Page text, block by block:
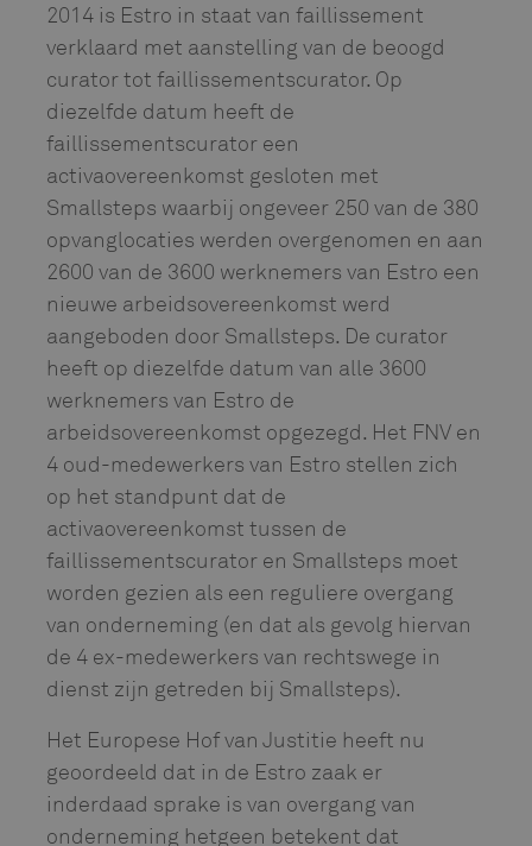
2014 is Estro in staat van faillissement
verklaard met aanstelling van de beoogd
curator tot faillissementscurator. Op
diezelfde datum heeft de
faillissementscurator een
activaovereenkomst gesloten met
Smallsteps waarbij ongeveer 250 van de 380
opvanglocaties werden overgenomen en aan
2600 van de 3600 werknemers van Estro een
nieuwe arbeidsovereenkomst werd
aangeboden door Smallsteps. De curator
heeft op diezelfde datum van alle 3600
werknemers van Estro de
arbeidsovereenkomst opgezegd. Het FNV en
4 oud-medewerkers van Estro stellen zich
op het standpunt dat de
activaovereenkomst tussen de
faillissementscurator en Smallsteps moet
worden gezien als een reguliere overgang
van onderneming (en dat als gevolg hiervan
de 4 ex-medewerkers van rechtswege in
dienst zijn getreden bij Smallsteps).
Het Europese Hof van Justitie heeft nu
geoordeeld dat in de Estro zaak er
inderdaad sprake is van overgang van
onderneming hetgeen betekent dat